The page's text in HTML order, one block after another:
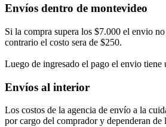
Envíos dentro de montevideo
Si la compra supera los $7.000 el envio
contrario el costo sera de $250.
Luego de ingresado el pago el envio tiene
Envíos al interior
Los costos de la agencia de envío a la
por cargo del comprador y dependeran de